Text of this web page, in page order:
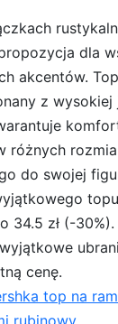
dla
akcentów.
z wysokiej
różnych
do swojej
34.5 zł (-
cenę.
top na